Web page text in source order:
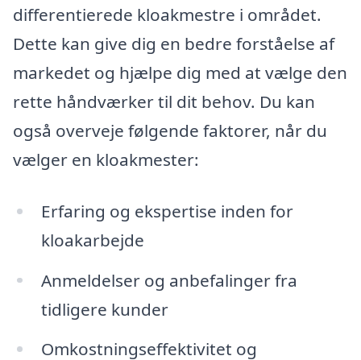
differentierede kloakmestre i området.
Dette kan give dig en bedre forståelse af
markedet og hjælpe dig med at vælge den
rette håndværker til dit behov. Du kan
også overveje følgende faktorer, når du
vælger en kloakmester:
Erfaring og ekspertise inden for
kloakarbejde
Anmeldelser og anbefalinger fra
tidligere kunder
Omkostningseffektivitet og